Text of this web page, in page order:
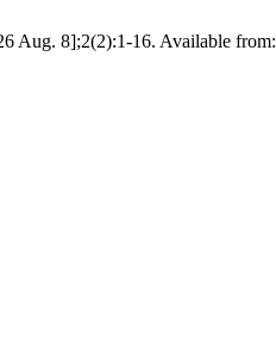
Aug. 8];2(2):1-16. Available from: